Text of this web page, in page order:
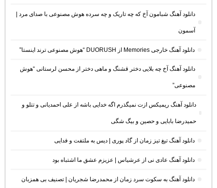
دانلود آهنگ شبامون آخ که چه تاریک و چه سرده هوش مصنوعی با صدای مرد |
آسمون
دانلود آهنگ خارجی Memories از DUORUSH “هوش مصنوعی ترند اینستا”
دانلود آهنگ آخ چه بلایی دختر قشنگ و ماهی دختر از محسن لرستانی “هوش
مصنوعی”
دانلود آهنگ ریمیکس ازت نمیگذرم اگه خدایی باشه از علی احمدیانی و تتلو و
حمیدرضا بابایی و حصین و بیگ شگی
دانلود آهنگ تیغ تیز زمان از گاد پوری | دیس به ملتفت و فدایی
دانلود آهنگ عادی نی از عرشیاس | عزیزم عشق ما اشتباه بود
دانلود آهنگ به سکوت سرد زمان از محمدرضا شجریان | تصنیف بی همزبان